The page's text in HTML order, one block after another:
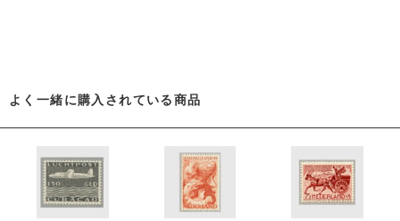
よく一緒に購入されている商品